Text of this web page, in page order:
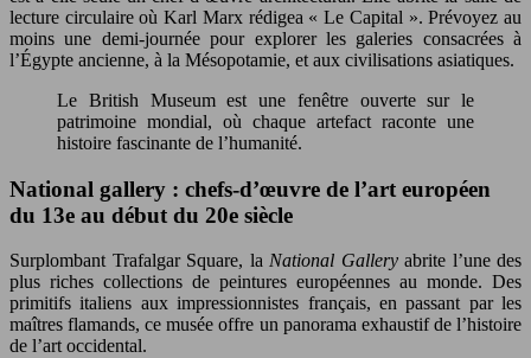
lecture circulaire où Karl Marx rédigea « Le Capital ». Prévoyez au
moins une demi-journée pour explorer les galeries consacrées à
l’Égypte ancienne, à la Mésopotamie, et aux civilisations asiatiques.
Le British Museum est une fenêtre ouverte sur le
patrimoine mondial, où chaque artefact raconte une
histoire fascinante de l’humanité.
National gallery : chefs-d’œuvre de l’art européen
du 13e au début du 20e siècle
Surplombant Trafalgar Square, la National Gallery abrite l’une des
plus riches collections de peintures européennes au monde. Des
primitifs italiens aux impressionnistes français, en passant par les
maîtres flamands, ce musée offre un panorama exhaustif de l’histoire
de l’art occidental.